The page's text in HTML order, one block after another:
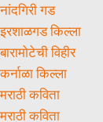
नांदगिरी गड
इरशाळगड किल्ला
बारामोटेची विहीर
कर्नाळा किल्ला
मराठी कविता
मराठी कविता